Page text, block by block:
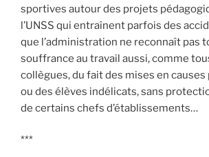
sportives autour des projets
l’UNSS qui entraînent parfois des
que l’administration ne reconnaît pas
souffrance au travail aussi, comme
collègues, du fait des mises en
ou des élèves indélicats, sans
de certains chefs d’établissements…
***